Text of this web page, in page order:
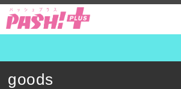
goods